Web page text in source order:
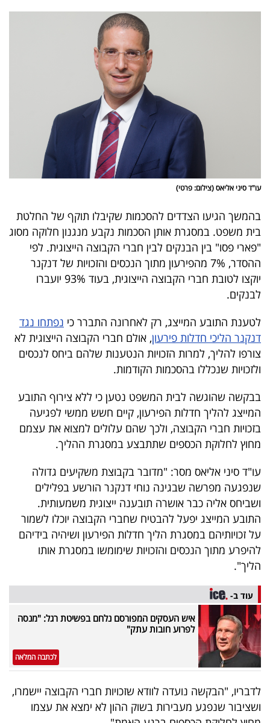
פרסמו
עקבו
אחרינו:
עו"ד סיני אליאס (צילום: פרטי)
בהמשך הגיעו הצדדים להסכמות שקיבלו תוקף של החלטת
בית משפט. במסגרת אותן הסכמות נקבע מנגנון חלוקה מסוג
"פארי פסו" בין הבנקים לבין חברי הקבוצה הייצוגית. לפי
ההסדר, 7% מהפירעון מתוך הנכסים והזכויות של דנקנר
יוקצו לטובת חברי הקבוצה הייצוגית, בעוד 93% יועברו
לבנקים.
לטענת התובע המייצג, רק לאחרונה התברר כי נפתחו נגד
דנקנר הליכי חדלות פירעון, אולם חברי הקבוצה הייצוגית לא
צורפו להליך, למרות הזכויות הנטענות שלהם ביחס לנכסים
ולזכויות שנכללו בהסכמות הקודמות.
בבקשה שהוגשה לבית המשפט נטען כי ללא צירוף התובע
המייצג להליך חדלות הפירעון, קיים חשש ממשי לפגיעה
בזכויות חברי הקבוצה, ולכך שהם עלולים למצוא את עצמם
מחוץ לחלוקת הכספים שתתבצע במסגרת ההליך.
עו"ד סיני אליאס מסר: "מדובר בקבוצת משקיעים גדולה
שנפגעה מפרשה שבגינה נוחי דנקנר הורשע בפלילים
ושביחס אליה כבר אושרה תובענה ייצוגית משמעותית.
התובע המייצג יפעל להבטיח שחברי הקבוצה יוכלו לשמור
על זכויותיהם במסגרת הליך חדלות הפירעון ושיהיה בידיהם
להיפרע מתוך הנכסים והזכויות שימומשו במסגרת אותו
הליך".
עוד ב-
איש העסקים המפורסם נלחם בפשיטת רגל: "מנסה
לפרוע חובות עתק"
לכתבה המלאה
לדבריו, "הבקשה נועדה לוודא שזכויות חברי הקבוצה יישמרו,
ושציבור שנפגע מעבירות בשוק ההון לא ימצא את עצמו